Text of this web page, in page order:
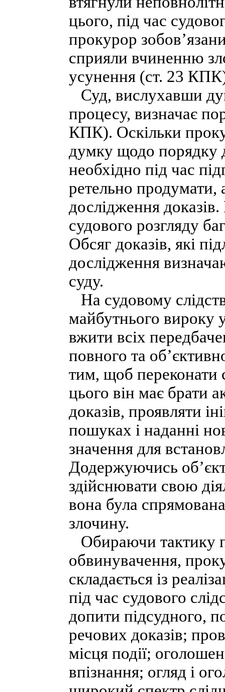
цього, під час
прокурор
сприяли вчиненню
усунення (ст. 23
Суд, вислухавши
процесу, визначає
КПК). Оскільки
думку щодо порядку
необхідно під час
ретельно продумати,
дослідження
судового розгляду
Обсяг доказів, які
дослідження
суду.
На судовому
майбутнього вироку
вжити всіх
повного та
тим, щоб переконати
цього він має брати
доказів, проявляти
пошуках і наданні
значення для
Додержуючись
здійснювати свою
вона була
злочину.
Обираючи тактику
обвинувачення,
складається із
під час судового
допити підсудного,
речових доказів;
місця події;
впізнання; огляд і